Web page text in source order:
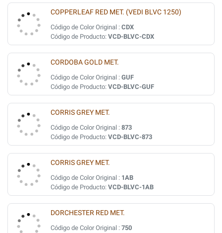
COPPERLEAF RED MET. (VEDI BLVC 1250)
Código de Color Original : CDX
Código de Producto: VCD-BLVC-CDX
CORDOBA GOLD MET.
Código de Color Original : GUF
Código de Producto: VCD-BLVC-GUF
CORRIS GREY MET.
Código de Color Original : 873
Código de Producto: VCD-BLVC-873
CORRIS GREY MET.
Código de Color Original : 1AB
Código de Producto: VCD-BLVC-1AB
DORCHESTER RED MET.
Código de Color Original : 750